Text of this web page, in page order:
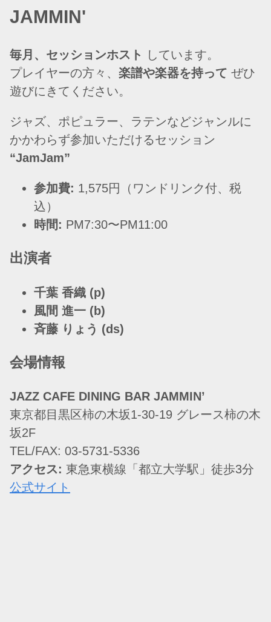
JAMMIN'
毎月、セッションホスト
しています。
プレイヤーの方々、 楽譜や楽器を持って ぜひ
遊びにきてください。
ジャズ、ポピュラー、ラテンなどジャンルに
かかわらず参加いただけるセッション
“JamJam”
参加費: 1,575円（ワンドリンク付、税
込）
時間: PM7:30〜PM11:00
出演者
千葉 香織 (p)
風間 進一 (b)
斉藤 りょう (ds)
会場情報
JAZZ CAFE DINING BAR JAMMIN’
東京都目黒区柿の木坂1-30-19 グレース柿の木
坂2F
TEL/FAX: 03-5731-5336
アクセス: 東急東横線「都立大学駅」徒歩3分
公式サイト